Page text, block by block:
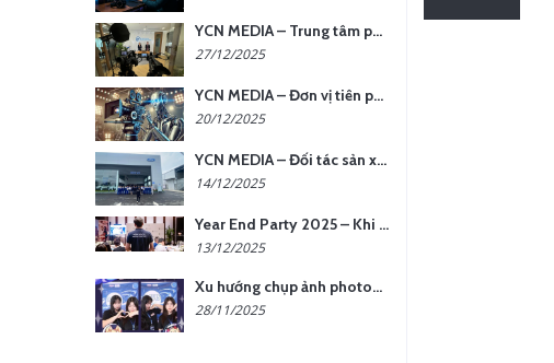
YCN MEDIA – Trung tâm phụ kiện quay chụp tại Hà Nội
27/12/2025
YCN MEDIA – Đơn vị tiên phong sản xuất hình ảnh & âm thanh bằng AI tại Hà Nội
20/12/2025
YCN MEDIA – Đối tác sản xuất hình ảnh chuyên nghiệp cho doanh nghiệp tại Hà Nội
14/12/2025
Year End Party 2025 – Khi Khoảnh Khắc Trở Thành Dấu Ấn | Gói Ưu Đãi Tháng 12 Từ YCN Media
13/12/2025
Xu hướng chụp ảnh photobooth tại các sự kiện hiện nay
28/11/2025